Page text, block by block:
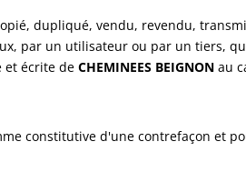
dupliqué, vendu, revendu,
par un utilisateur ou par un tiers,
et écrite de CHEMINEES BEIGNON au
constitutive d'une contrefaçon et